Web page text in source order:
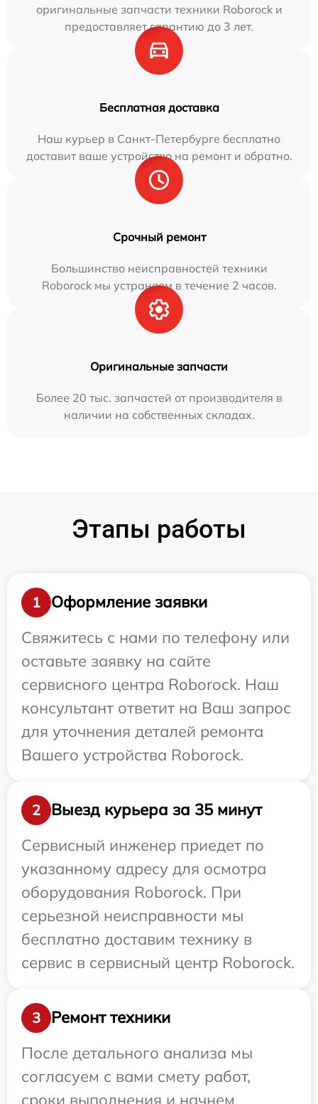
оригинальные запчасти техники Roborock и
предоставляет гарантию до 3 лет.
Бесплатная доставка
Наш курьер в Санкт-Петербурге бесплатно
доставит ваше устройство на ремонт и обратно.
Срочный ремонт
Большинство неисправностей техники
Roborock мы устраняем в течение 2 часов.
Оригинальные запчасти
Более 20 тыс. запчастей от производителя в
наличии на собственных складах.
Этапы работы
1
Оформление заявки
Свяжитесь с нами по телефону или
оставьте заявку на сайте
сервисного центра Roborock. Наш
консультант ответит на Ваш запрос
для уточнения деталей ремонта
Вашего устройства Roborock.
2
Выезд курьера за 35 минут
Сервисный инженер приедет по
указанному адресу для осмотра
оборудования Roborock. При
серьезной неисправности мы
бесплатно доставим технику в
сервис в сервисный центр Roborock.
3
Ремонт техники
После детального анализа мы
согласуем с вами смету работ,
сроки выполнения и начнем